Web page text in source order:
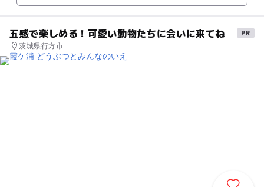
あります。 その2：時間内遊び放題！ 利用時間内は店内のアイテムどれを
お弁当といった飲食物の持ち込みがOKです！ 座ってゆっくりできるコー
ナーもございますので、ぜひご利用ください。 その4：ポイントカードで
さらにおトク！ 来場ごとに貯まるポイントや、店内イベントの景品となっ
ている ポイントを集めると景品や割引券等と交換可能！ ～～アイテム一
五感で楽しめる！可愛い動物たちに会いに来てね
茨城県行方市